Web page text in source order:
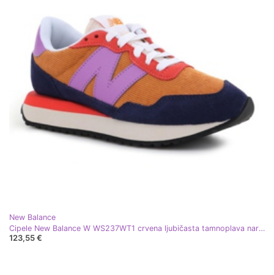
New Balance
Cipele New Balance W WS237WT1 crvena ljubičasta tamnoplava narančasta
123,55 €